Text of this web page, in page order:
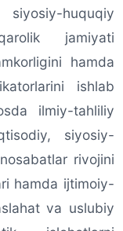
huquqiy
jamiyati
hamda
ishlab
ilmiy-tahliliy
siyosiy-
rivojini
hamda ijtimoiy-
va uslubiy